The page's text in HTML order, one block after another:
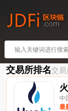
交易所排名交易
中
最